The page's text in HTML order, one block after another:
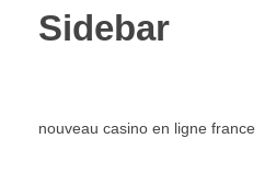
Sidebar
nouveau casino en ligne france